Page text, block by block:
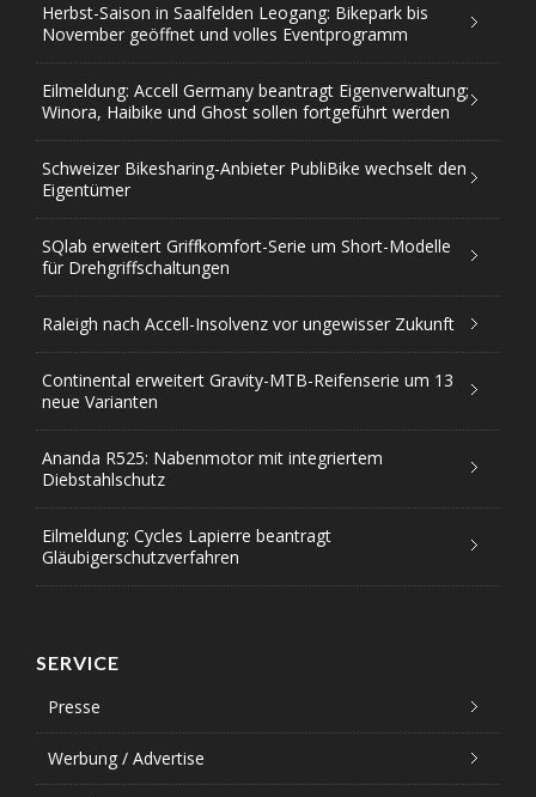
Herbst-Saison in Saalfelden Leogang: Bikepark bis
November geöffnet und volles Eventprogramm
Eilmeldung: Accell Germany beantragt Eigenverwaltung;
Winora, Haibike und Ghost sollen fortgeführt werden
Schweizer Bikesharing-Anbieter PubliBike wechselt den
Eigentümer
SQlab erweitert Griffkomfort-Serie um Short-Modelle
für Drehgriffschaltungen
Raleigh nach Accell-Insolvenz vor ungewisser Zukunft
Continental erweitert Gravity-MTB-Reifenserie um 13
neue Varianten
Ananda R525: Nabenmotor mit integriertem
Diebstahlschutz
Eilmeldung: Cycles Lapierre beantragt
Gläubigerschutzverfahren
SERVICE
Presse
Werbung / Advertise